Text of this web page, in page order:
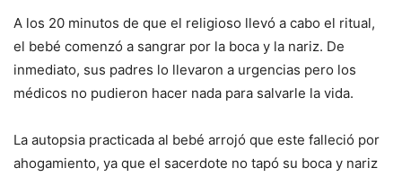
A los 20 minutos de que el religioso llevó a cabo el ritual,
el bebé comenzó a sangrar por la boca y la nariz. De
inmediato, sus padres lo llevaron a urgencias pero los
médicos no pudieron hacer nada para salvarle la vida.
La autopsia practicada al bebé arrojó que este falleció por
ahogamiento, ya que el sacerdote no tapó su boca y nariz